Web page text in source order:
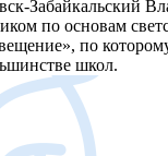
Забайкальский
по основам
по
школ.